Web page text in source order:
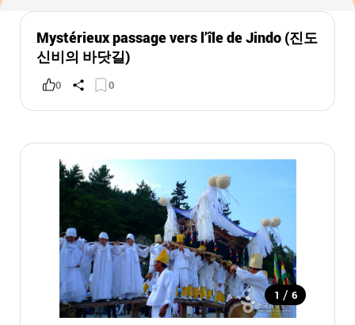
Mystérieux passage vers l’île de Jindo (진도
신비의 바닷길)
0 0
1 / 6